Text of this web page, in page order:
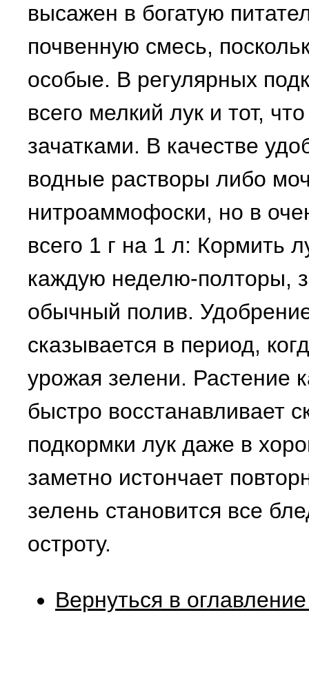
высажен в богатую
почвенную смесь,
особые. В регулярных
всего мелкий лук и тот,
зачатками. В качестве
водные растворы либо
нитроаммофоски, но в
всего 1 г на 1 л: Кормить
каждую неделю-полторы,
обычный полив.
сказывается в период,
урожая зелени. Растение
быстро восстанавливает
подкормки лук даже в
заметно истончает
зелень становится все
остроту.
Вернуться в